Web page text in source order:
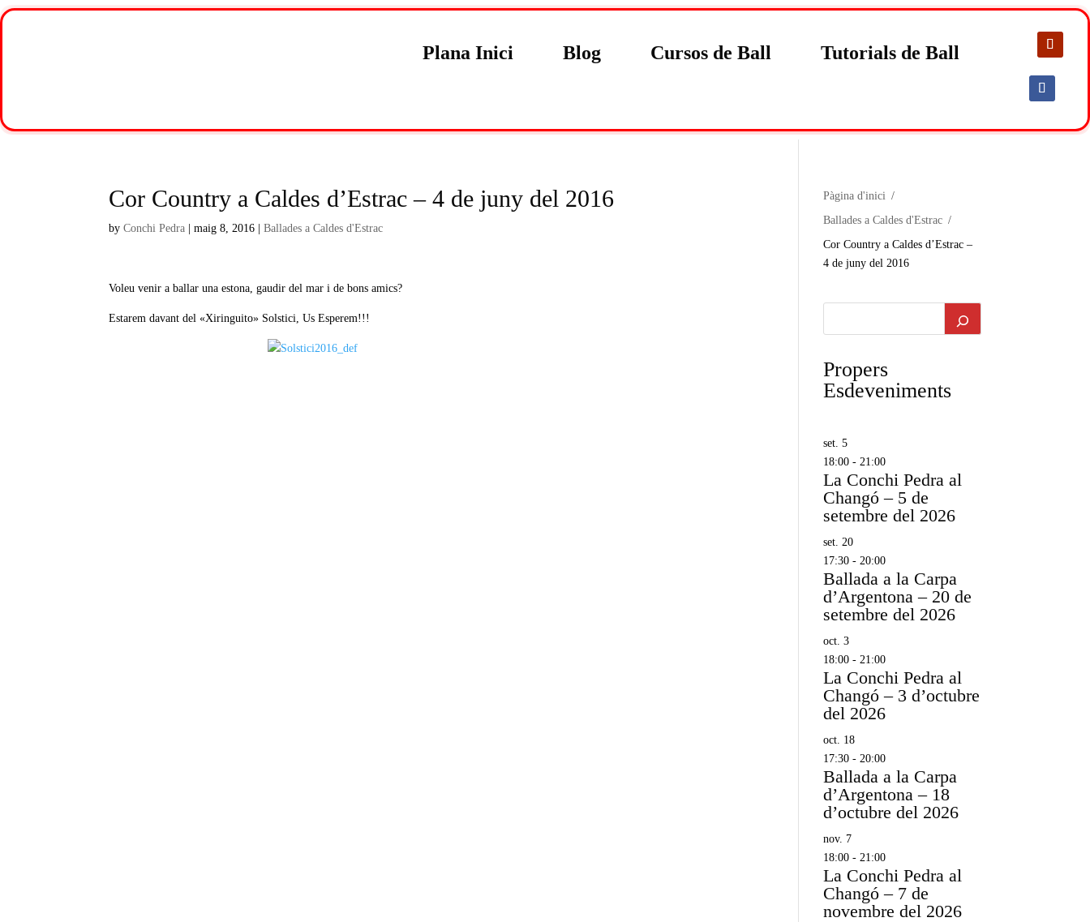
Plana Inici Blog Cursos de Ball Tutorials de Ball
Cor Country a Caldes d’Estrac – 4 de juny del 2016
byConchi Pedra |maig 8, 2016 |Ballades a Caldes d'Estrac
Voleu venir a ballar una estona, gaudir del mar i de bons amics?
Estarem davant del «Xiringuito» Solstici, Us Esperem!!!
Pàgina d'inici
Ballades a Caldes d'Estrac
Cor Country a Caldes d’Estrac –
4 de juny del 2016
Propers
Esdeveniments
set.5
18:00 -21:00
La Conchi Pedra al
Changó – 5 de
setembre del 2026
set.20
17:30 -20:00
Ballada a la Carpa
d’Argentona – 20 de
setembre del 2026
oct.3
18:00 -21:00
La Conchi Pedra al
Changó – 3 d’octubre
del 2026
oct. 18
17:30 -20:00
Ballada a la Carpa
d’Argentona – 18
d’octubre del 2026
nov. 7
18:00 -21:00
La Conchi Pedra al
Changó – 7 de
novembre del 2026